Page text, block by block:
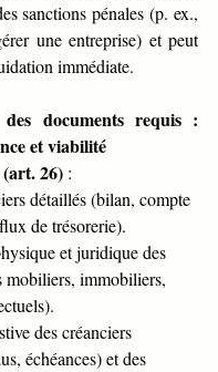
sanctions pénales (p. ex.,
une entreprise) et peut
immédiate.
documents requis :
et viabilité
(art. 26) :
détaillés (bilan, compte
de trésorerie).
et juridique des
mobiliers, immobiliers,
des créanciers
échéances) et des